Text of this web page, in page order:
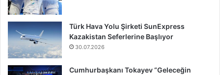
Türk Hava Yolu Şirketi SunExpress
Kazakistan Seferlerine Başlıyor
30.07.2026
Cumhurbaşkanı Tokayev “Geleceğin